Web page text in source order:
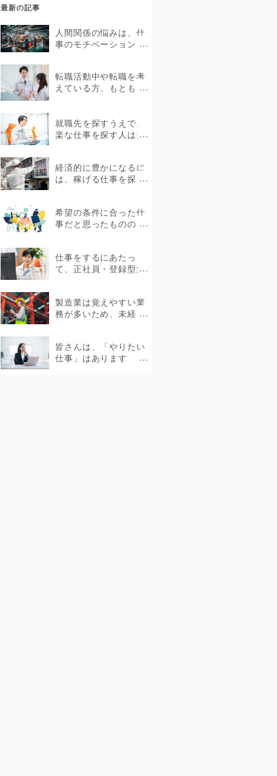
最新の記事
人間関係の悩みは、仕
事のモチベーションを
て体...
転職活動中や転職を考
えている方、もともと
も製造...
就職先を探すうえで、
楽な仕事を探す人は多
い環境で...
経済的に豊かになるに
は、稼げる仕事を探し
な仕事が...
希望の条件に合った仕
事だと思ったものの、
ケース...
仕事をするにあたっ
て、正社員・登録型派
ります。...
製造業は覚えやすい業
務が多いため、未経
皆さんは、「やりたい
仕事」はあります